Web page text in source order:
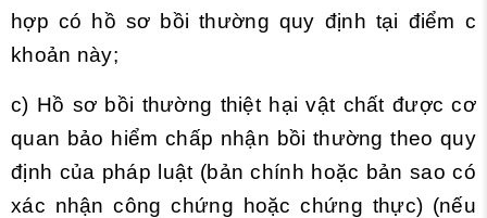
hợp có hồ sơ bồi thường quy định tại điểm c
khoản này;
c) Hồ sơ bồi thường thiệt hại vật chất được cơ
quan bảo hiểm chấp nhận bồi thường theo quy
định của pháp luật (bản chính hoặc bản sao có
xác nhận công chứng hoặc chứng thực) (nếu